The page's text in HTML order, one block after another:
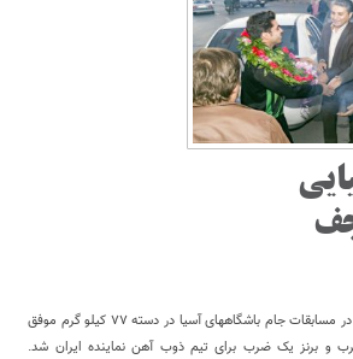
مسعود چترایی از نجف آباد در مسابقات جام باشگاههای آسیا در دسته ۷۷ کیلو گرم موفق
و برنز یک ضرب برای تیم ذوب آهن نماینده ایران شد.